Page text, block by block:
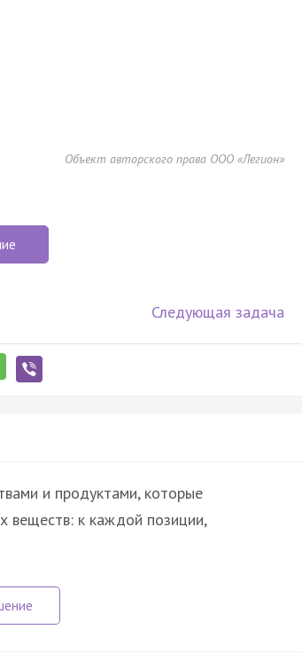
Объект авторского права ООО «Легион»
Следующая задача
и продуктами, которые
веществ: к каждой позиции,